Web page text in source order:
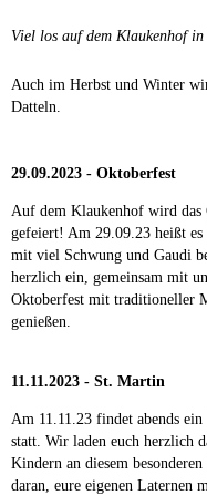
Viel los auf dem Klaukenhof
Auch im Herbst und Winter
Datteln.
29.09.2023 - Oktoberfest
Auf dem Klaukenhof wird
gefeiert! Am 29.09.23 heißt
mit viel Schwung und Gaudi
herzlich ein, gemeinsam mit
Oktoberfest mit traditioneller
genießen.
11.11.2023 - St. Martin
Am 11.11.23 findet abends
statt. Wir laden euch herzlich
Kindern an diesem
daran, eure eigenen Laternen